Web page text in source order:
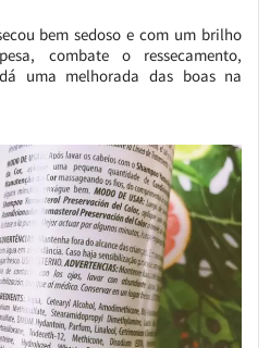
bem sedoso e com um brilho
combate o ressecamento,
uma melhorada das boas na